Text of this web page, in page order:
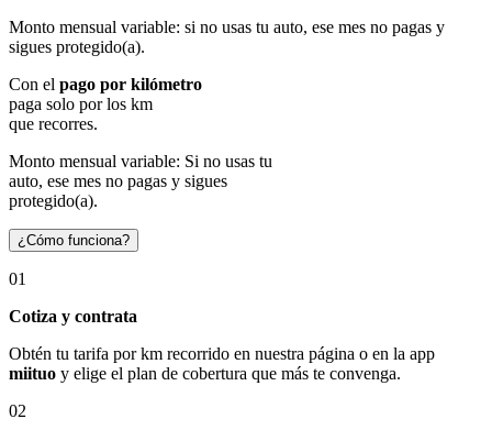
Monto mensual variable: si no usas tu auto, ese mes no pagas y
sigues protegido(a).
Con el pago por kilómetro
paga solo por los km
que recorres.
Monto mensual variable: Si no usas tu
auto, ese mes no pagas y sigues
protegido(a).
¿Cómo funciona?
01
Cotiza y contrata
Obtén tu tarifa por km recorrido en nuestra página o en la app
miituo y elige el plan de cobertura que más te convenga.
02